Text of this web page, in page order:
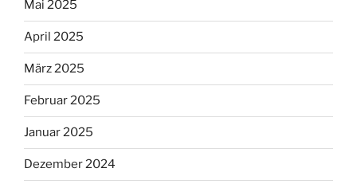
Mai 2025
April 2025
März 2025
Februar 2025
Januar 2025
Dezember 2024